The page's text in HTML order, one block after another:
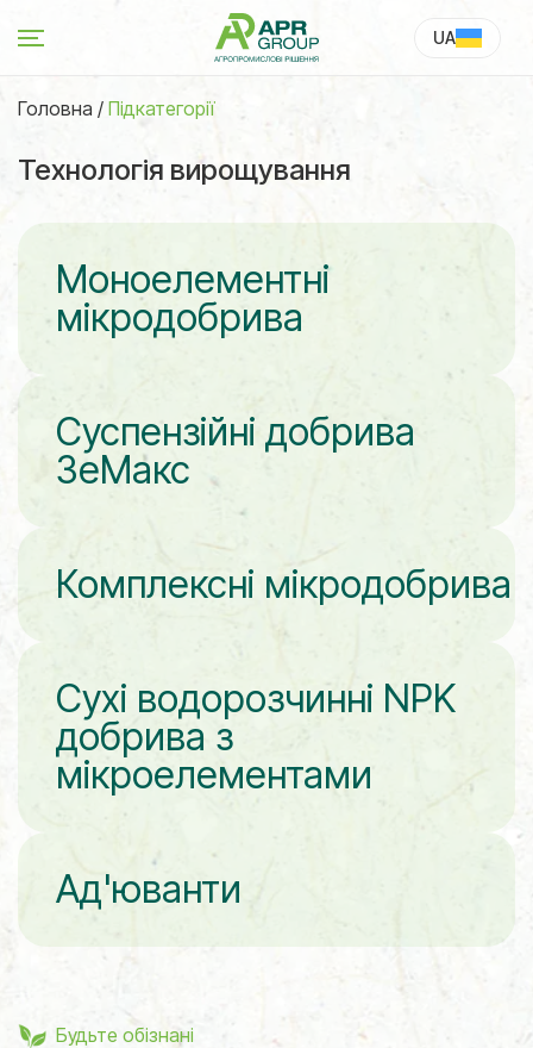
UA
Головна / Підкатегорії
Технологія вирощування
Моноелементні
мікродобрива
Суспензійні добрива
ЗеМакс
Комплексні мікродобрива
Сухі водорозчинні NPK
добрива з
мікроелементами
Ад'юванти
Будьте обізнані